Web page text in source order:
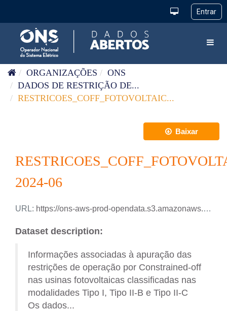
ORGANIZAÇÕES
ONS
DADOS DE RESTRIÇÃO DE...
RESTRICOES_COFF_FOTOVOLTAIC...
Baixar
2024-06
URL: https://ons-aws-prod-opendata.s3.amazonaws.com/dataset/restricao_coff_fotovoltaica_tm/RESTRICAO_COFF_FOTOVOLTAICA_2024_06.xlsx
Dataset description:
Informações associadas à apuração das
restrições de operação por Constrained-off
nas usinas fotovoltaicas classificadas nas
modalidades Tipo I, Tipo II-B e Tipo II-C
Os dados...